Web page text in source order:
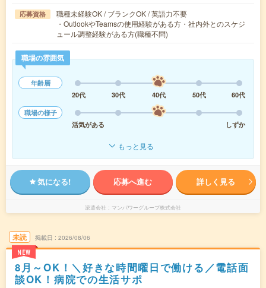
応募資格
職種未経験OK / ブランクOK / 英語力不要
・OutlookやTeamsの使用経験がある方・社内外とのスケジ
ュール調整経験がある方(職種不問)
職場の雰囲気
年齢層
20代
30代 40代 50代
60代
職場の様子
活気がある
しずか
もっと見る
気になる! 応募へ進む 詳しく見る
派遣会社 マンパワーグループ株式会社
未読
NEW
掲載日 2026/08/06
8月～OK！＼好きな時間曜日で働ける／電話面
談OK！病院での生活サポ